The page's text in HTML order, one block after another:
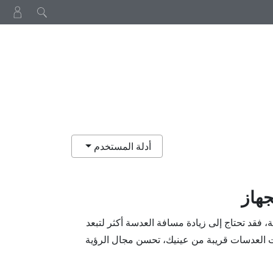
أدلة المستخدم
تحتاج إلى زيادة مسافة العدسة أكثر لتبعد
قريبة من عينيك، تحسن مجال الرؤية